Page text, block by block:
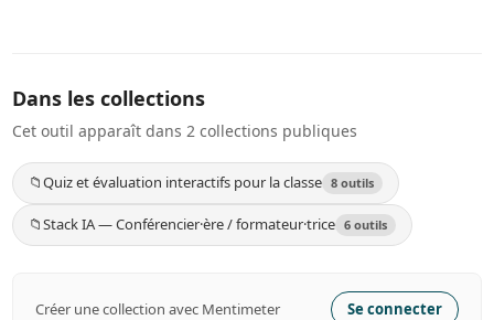
Dans les collections
Cet outil apparaît dans 2 collections publiques
📁Quiz et évaluation interactifs pour la classe 8 outils
📁Stack IA — Conférencier·ère / formateur·trice 6 outils
Créer une collection avec Mentimeter Se connecter